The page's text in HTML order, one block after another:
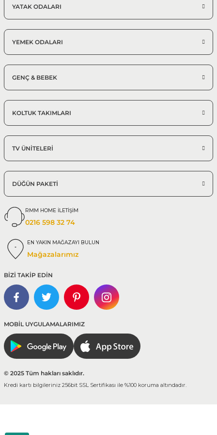
Modern Salon Takımı
%25 + %10
Saray Koltuk Takımı78.637,50 TL
YATAK ODALARI
YEMEK ODALARI
GENÇ & BEBEK
KOLTUK TAKIMLARI
TV ÜNİTELERİ
DÜĞÜN PAKETİ
RMM HOME İLETİŞİM
0216 598 32 74
EN YAKIN MAĞAZAYI BULUN
Mağazalarımız
BİZİ TAKİP EDİN
MOBİL UYGULAMALARIMIZ
© 2025 Tüm hakları saklıdır.
Kredi kartı bilgileriniz 256bit SSL Sertifikası ile %100 koruma altındadır.